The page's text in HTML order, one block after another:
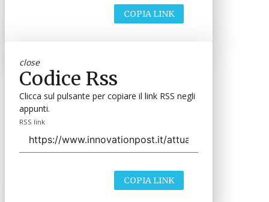
COPIA LINK
close
Codice Rss
Clicca sul pulsante per copiare il link RSS negli
appunti.
RSS link
COPIA LINK